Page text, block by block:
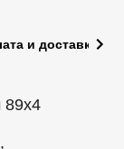
и доставка
89x4